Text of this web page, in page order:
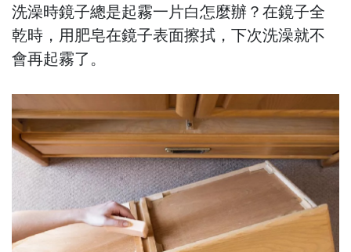
洗澡時鏡子總是起霧一片白怎麼辦？在鏡子全
乾時，用肥皂在鏡子表面擦拭，下次洗澡就不
會再起霧了。